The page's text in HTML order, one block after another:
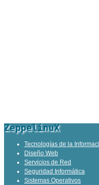
ZeppelinuX
Tecnologías de la
Diseño Web
Servicios de Red
Seguridad Informática
Sistemas Operativos